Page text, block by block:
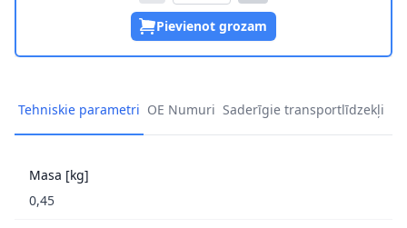
Pievienot grozam
Tehniskie parametri OE Numuri Saderīgie transportlīdzekļi
Masa [kg]
0,45